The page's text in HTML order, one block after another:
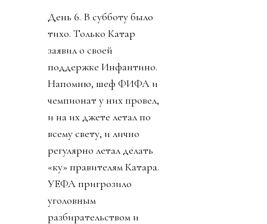
День 6. В субботу было
тихо. Только Катар
заявил о своей
поддержке Инфантино.
Напомню, шеф ФИФА и
чемпионат у них провел,
и на их джете летал по
всему свету, и лично
регулярно летал делать
«ку» правителям Катара.
УЕФА пригрозило
уголовным
разбирательством и